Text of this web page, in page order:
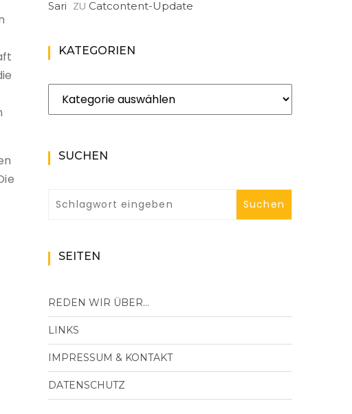
Sari ZU Catcontent-Update
KATEGORIEN
Kategorien
SUCHEN
SEITEN
REDEN WIR ÜBER…
LINKS
IMPRESSUM & KONTAKT
DATENSCHUTZ